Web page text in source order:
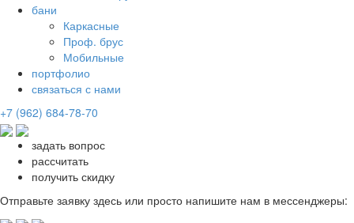
бани
Каркасные
Проф. брус
Мобильные
портфолио
связаться с нами
+7 (962) 684-78-70
задать вопрос
рассчитать
получить скидку
Отправьте заявку здесь или просто напишите нам в мессенджеры: